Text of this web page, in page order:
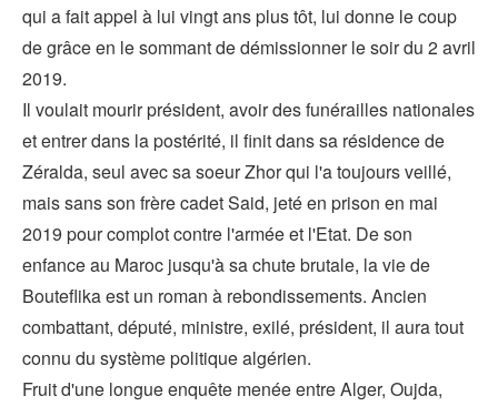
qui a fait appel à lui vingt ans plus tôt, lui donne le coup
de grâce en le sommant de démissionner le soir du 2 avril
2019.
Il voulait mourir président, avoir des funérailles nationales
et entrer dans la postérité, il finit dans sa résidence de
Zéralda, seul avec sa soeur Zhor qui l'a toujours veillé,
mais sans son frère cadet Said, jeté en prison en mai
2019 pour complot contre l'armée et l'Etat. De son
enfance au Maroc jusqu'à sa chute brutale, la vie de
Bouteflika est un roman à rebondissements. Ancien
combattant, député, ministre, exilé, président, il aura tout
connu du système politique algérien.
Fruit d'une longue enquête menée entre Alger, Oujda,